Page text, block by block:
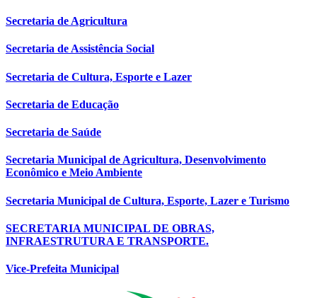
Secretaria de Agricultura
Secretaria de Assistência Social
Secretaria de Cultura, Esporte e Lazer
Secretaria de Educação
Secretaria de Saúde
Secretaria Municipal de Agricultura, Desenvolvimento
Econômico e Meio Ambiente
Secretaria Municipal de Cultura, Esporte, Lazer e Turismo
SECRETARIA MUNICIPAL DE OBRAS,
INFRAESTRUTURA E TRANSPORTE.
Vice-Prefeita Municipal